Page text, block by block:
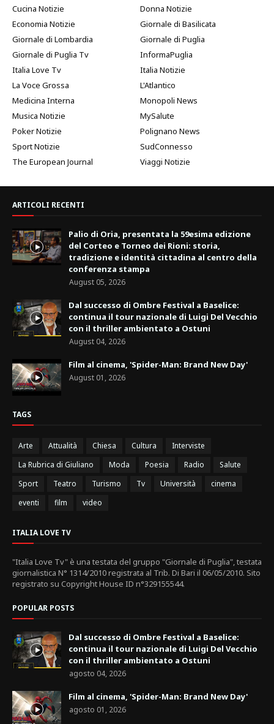
Cucina Notizie
Donna Notizie
Economia Notizie
Giornale di Basilicata
Giornale di Lombardia
Giornale di Puglia
Giornale di Puglia Tv
InformaPuglia
Italia Love Tv
Italia Notizie
La Voce Grossa
L'Atlantico
Medicina Interna
Monopoli News
Musica Notizie
MySalute
Poker Notizie
Polignano News
Sport Notizie
SudConnesso
The European Journal
Viaggi Notizie
ARTICOLI RECENTI
Palio di Oria, presentata la 59esima edizione
del Corteo e Torneo dei Rioni: storia,
tradizione e identità cittadina al centro della
conferenza stampa
August 05, 2026
Dal successo di Ombre Festival a Baselice:
continua il tour nazionale di Luigi Del Vecchio
con il thriller ambientato a Ostuni
August 04, 2026
Film al cinema, 'Spider-Man: Brand New Day'
August 01, 2026
TAGS
Arte Attualità Chiesa Cultura
Interviste
La Rubrica di Giuliano
Moda Poesia Radio
Salute
Sport
Teatro Turismo Tv Università
cinema
eventi
film video
ITALIA LOVE TV
"Italia Love Tv" è una testata del gruppo "Giornale di Puglia", testata
giornalistica N° 1314/2010 registrata al Trib. Di Bari il 06/05/2010. Sito
registrato su Copyright House ID n°329155544.
POPULAR POSTS
Dal successo di Ombre Festival a Baselice:
continua il tour nazionale di Luigi Del Vecchio
con il thriller ambientato a Ostuni
agosto 04, 2026
Film al cinema, 'Spider-Man: Brand New Day'
agosto 01, 2026